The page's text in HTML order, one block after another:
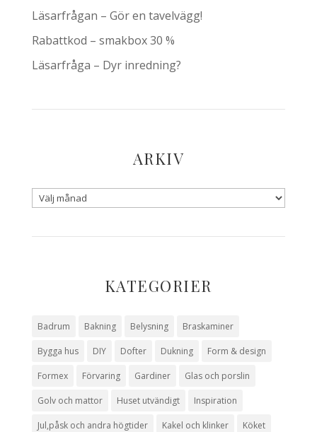
Läsarfrågan – Gör en tavelvägg!
Rabattkod – smakbox 30 %
Läsarfråga – Dyr inredning?
ARKIV
KATEGORIER
Badrum Bakning Belysning Braskaminer
Bygga hus DIY Dofter Dukning Form & design
Formex Förvaring Gardiner Glas och porslin
Golv och mattor Huset utvändigt Inspiration
Jul,påsk och andra högtider Kakel och klinker Köket